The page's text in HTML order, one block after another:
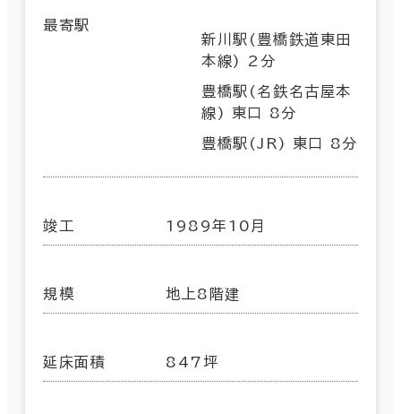
最寄駅
新川駅(豊橋鉄道東田
本線) 2分
豊橋駅(名鉄名古屋本
線) 東口 8分
豊橋駅(JR) 東口 8分
竣工 1989年10月
規模 地上8階建
延床面積 847坪